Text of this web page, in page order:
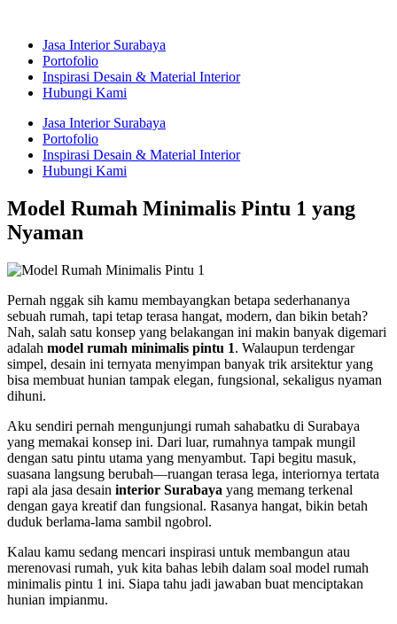
contentJasa Interior Surabaya
Portofolio
Inspirasi Desain & Material Interior
Hubungi Kami
Jasa Interior Surabaya
Portofolio
Inspirasi Desain & Material Interior
Hubungi Kami
Model Rumah Minimalis Pintu 1 yang
Nyaman
Pernah nggak sih kamu membayangkan betapa sederhananya
sebuah rumah, tapi tetap terasa hangat, modern, dan bikin betah?
Nah, salah satu konsep yang belakangan ini makin banyak digemari
adalah model rumah minimalis pintu 1. Walaupun terdengar
simpel, desain ini ternyata menyimpan banyak trik arsitektur yang
bisa membuat hunian tampak elegan, fungsional, sekaligus nyaman
dihuni.
Aku sendiri pernah mengunjungi rumah sahabatku di Surabaya
yang memakai konsep ini. Dari luar, rumahnya tampak mungil
dengan satu pintu utama yang menyambut. Tapi begitu masuk,
suasana langsung berubah—ruangan terasa lega, interiornya tertata
rapi ala jasa desain interior Surabaya yang memang terkenal
dengan gaya kreatif dan fungsional. Rasanya hangat, bikin betah
duduk berlama-lama sambil ngobrol.
Kalau kamu sedang mencari inspirasi untuk membangun atau
merenovasi rumah, yuk kita bahas lebih dalam soal model rumah
minimalis pintu 1 ini. Siapa tahu jadi jawaban buat menciptakan
hunian impianmu.